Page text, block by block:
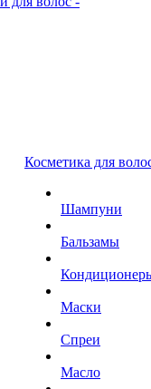
Косметика для
Шампуни
Бальзамы
Маски
Спреи
Масло